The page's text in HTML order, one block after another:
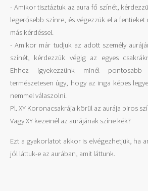
- Amikor tisztáztuk az aura fő színét,
legerősebb színre, és végezzük el a fentieket
más kérdéssel.
- Amikor már tudjuk az adott személy
színét, kérdezzük végig az egyes
Ehhez igyekezzünk minél pontosabb
természetesen úgy, hogy az inga képes
nemmel válaszolni.
Pl. XY Koronacsakrája körül az aurája piros
Vagy XY kezeinél az aurájának színe kék?
Ezt a gyakorlatot akkor is elvégezhetjük, ha
jól láttuk-e az aurában, amit láttunk.